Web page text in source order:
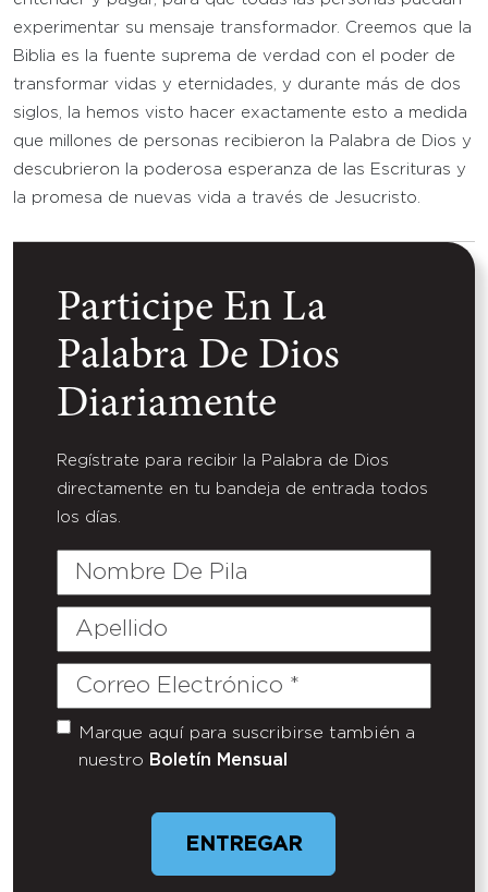
experimentar su mensaje transformador. Creemos que la
Biblia es la fuente suprema de verdad con el poder de
transformar vidas y eternidades, y durante más de dos
siglos, la hemos visto hacer exactamente esto a medida
que millones de personas recibieron la Palabra de Dios y
descubrieron la poderosa esperanza de las Escrituras y
la promesa de nuevas vida a través de Jesucristo.
Participe En La
Palabra De Dios
Diariamente
Regístrate para recibir la Palabra de Dios
directamente en tu bandeja de entrada todos
los días.
Nombre
Pila
Apellido
Correo
Untitled
Marque aquí para suscribirse también a
nuestro Boletín Mensual